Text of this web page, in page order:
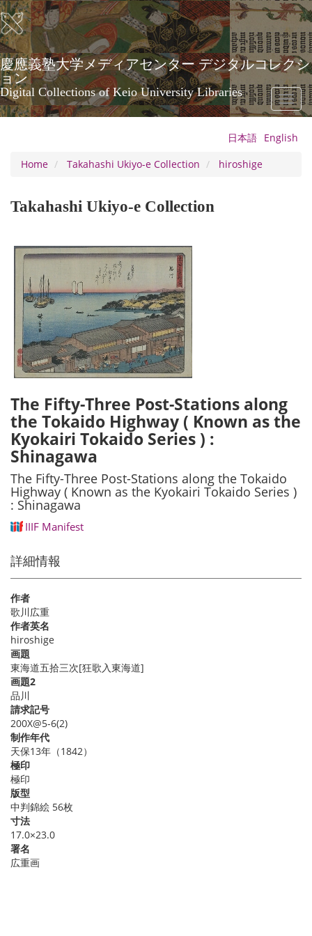
Skip
to
main
content
慶應義塾大学メディアセンター デジタルコレクシ
ョン
Digital Collections of Keio University Libraries
Toggle
日本語 English
Home
Takahashi Ukiyo-e Collection hiroshige
Takahashi Ukiyo-e Collection
The Fifty-Three Post-Stations along
the Tokaido Highway ( Known as the
Kyokairi Tokaido Series ) :
Shinagawa
The Fifty-Three Post-Stations along the Tokaido
Highway ( Known as the Kyokairi Tokaido Series )
: Shinagawa
IIIF Manifest
詳細情報
作者
歌川広重
作者英名
hiroshige
画題
東海道五拾三次[狂歌入東海道]
画題2
品川
請求記号
200X@5-6(2)
制作年代
天保13年（1842）
極印
極印
版型
中判錦絵 56枚
寸法
17.0×23.0
署名
広重画